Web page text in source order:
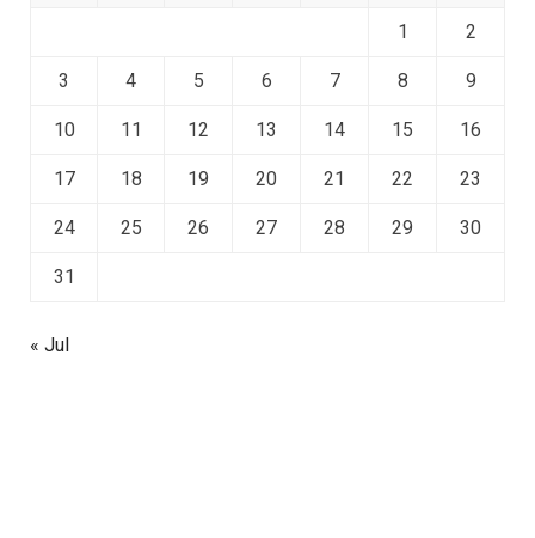
1 2
3 4 5 6 7 8 9
10 11 12 13 14 15 16
17 18 19 20 21 22 23
24 25 26 27 28 29 30
31
« Jul